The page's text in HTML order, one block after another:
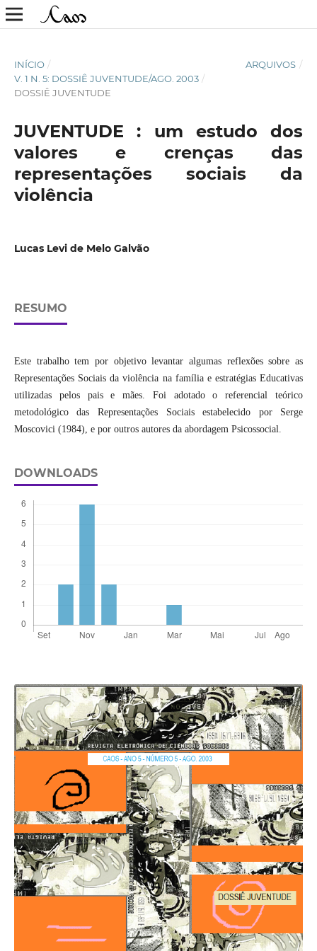
INÍCIO / ARQUIVOS /
V. 1 N. 5: DOSSIÊ JUVENTUDE/AGO. 2003 /
DOSSIÊ JUVENTUDE
JUVENTUDE : um estudo dos
valores e crenças das
representações sociais da
violência
Lucas Levi de Melo Galvão
RESUMO
Este trabalho tem por objetivo levantar algumas reflexões sobre as
Representações Sociais da violência na família e estratégias Educativas
utilizadas pelos pais e mães. Foi adotado o referencial teórico
metodológico das Representações Sociais estabelecido por Serge
Moscovici (1984), e por outros autores da abordagem Psicossocial.
DOWNLOADS